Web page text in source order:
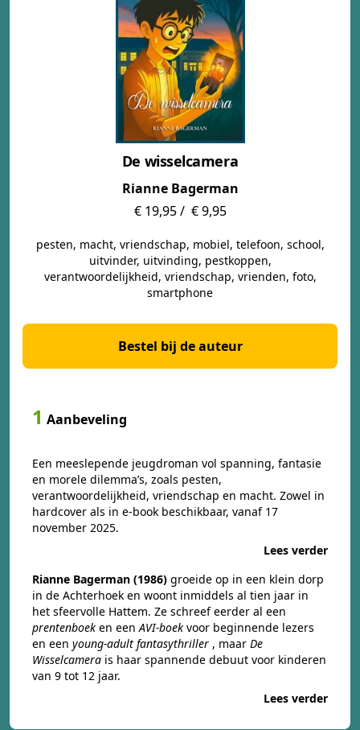
De wisselcamera
Rianne Bagerman
€ 19,95 / € 9,95
pesten, macht, vriendschap, mobiel, telefoon, school,
uitvinder, uitvinding, pestkoppen,
verantwoordelijkheid, vriendschap, vrienden, foto,
smartphone
Bestel bij de auteur
1 Aanbeveling
Een meeslepende jeugdroman vol spanning, fantasie
en morele dilemma’s, zoals pesten,
verantwoordelijkheid, vriendschap en macht. Zowel in
hardcover als in e-book beschikbaar, vanaf 17
november 2025.
Lees verder
Rianne Bagerman (1986) groeide op in een klein dorp
in de Achterhoek en woont inmiddels al tien jaar in
het sfeervolle Hattem. Ze schreef eerder al een
prentenboek en een AVI-boek voor beginnende lezers
en een young-adult fantasythriller , maar De
Wisselcamera is haar spannende debuut voor kinderen
van 9 tot 12 jaar.
Lees verder